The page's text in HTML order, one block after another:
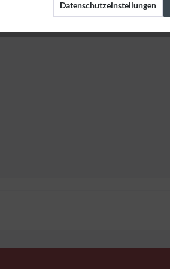
HerstellerangabenDatenschutzeinstellungen